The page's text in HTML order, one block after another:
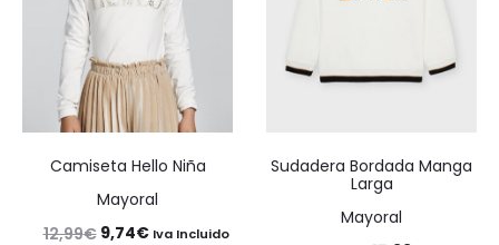
Camiseta Hello Niña
Mayoral
12,99€ El
9,74€ElIva Incluido
Sudadera Bordada Manga
Larga
Mayoral